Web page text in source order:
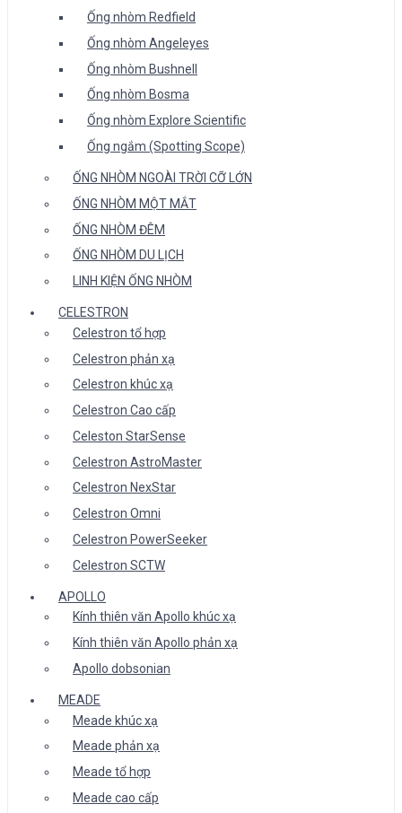
Ống nhòm Redfield
Ống nhòm Angeleyes
Ống nhòm Bushnell
Ống nhòm Bosma
Ống nhòm Explore Scientific
Ống ngắm (Spotting Scope)
ỐNG NHÒM NGOÀI TRỜI CỠ LỚN
ỐNG NHÒM MỘT MẮT
ỐNG NHÒM ĐÊM
ỐNG NHÒM DU LỊCH
LINH KIỆN ỐNG NHÒM
CELESTRON
Celestron tổ hợp
Celestron phản xạ
Celestron khúc xạ
Celestron Cao cấp
Celeston StarSense
Celestron AstroMaster
Celestron NexStar
Celestron Omni
Celestron PowerSeeker
Celestron SCTW
APOLLO
Kính thiên văn Apollo khúc xạ
Kính thiên văn Apollo phản xạ
Apollo dobsonian
MEADE
Meade khúc xạ
Meade phản xạ
Meade tổ hợp
Meade cao cấp